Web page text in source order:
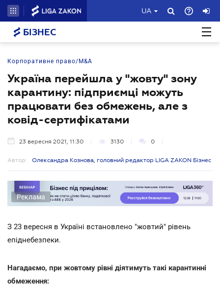
UA
БІЗНЕС
Корпоративне право/M&A
Україна перейшла у "жовту" зону
карантину: підприємці можуть
працювати без обмежень, але з
ковід-сертифікатами
23 вересня 2021, 11:30 3130 0
Автор: Олександра Кознова, головний редактор LIGA ZAKON Бізнес
Реклама
З 23 вересня в Україні встановлено "жовтий" рівень
епіднебезпеки.
Нагадаємо, при жовтому рівні діятимуть такі карантинні
обмеження: